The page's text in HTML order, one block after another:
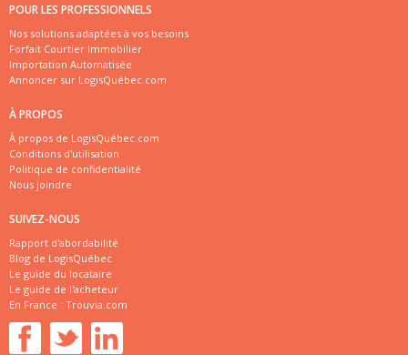
POUR LES PROFESSIONNELS
Nos solutions adaptées à vos besoins
Forfait Courtier Immobilier
Importation Automatisée
Annoncer sur LogisQuébec.com
À PROPOS
À propos de LogisQuébec.com
Conditions d'utilisation
Politique de confidentialité
Nous joindre
SUIVEZ-NOUS
Rapport d'abordabilité
Blog de LogisQuébec
Le guide du locataire
Le guide de l'acheteur
En France : Trouvia.com